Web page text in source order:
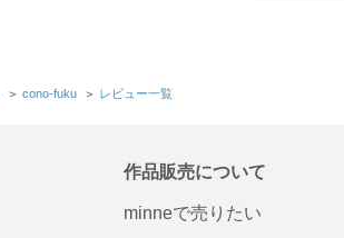
＞ cono-fuku ＞ レビュー一覧
作品販売について
minneで売りたい